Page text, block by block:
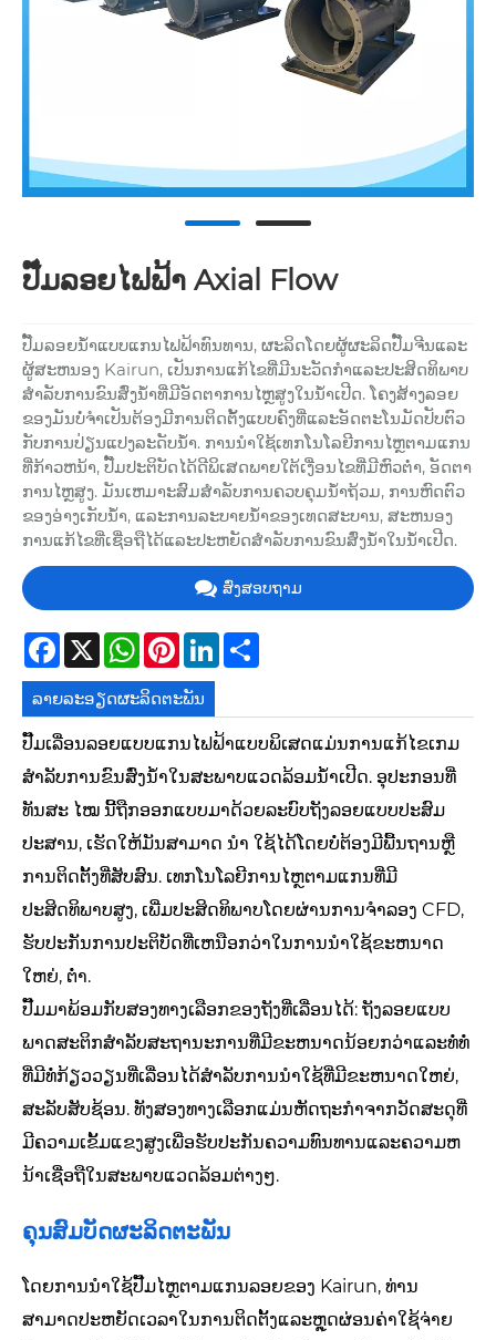
ປັ໊ມລອຍໄຟຟ້າ Axial Flow
ປັ໊ມລອຍນ້ໍາແບບແກນໄຟຟ້າທົນທານ, ຜະລິດໂດຍຜູ້ຜະລິດປັ໊ມຈີນແລະ
ຜູ້ສະຫນອງ Kairun, ເປັນການແກ້ໄຂທີ່ມີນະວັດກໍາແລະປະສິດທິພາບ
ສໍາລັບການຂົນສົ່ງນ້ໍາທີ່ມີອັດຕາການໄຫຼສູງໃນນ້ໍາເປີດ. ໂຄງສ້າງລອຍ
ຂອງມັນບໍ່ຈໍາເປັນຕ້ອງມີການຕິດຕັ້ງແບບຄົງທີ່ແລະອັດຕະໂນມັດປັບຕົວ
ກັບການປ່ຽນແປງລະດັບນ້ໍາ. ການນໍາໃຊ້ເທກໂນໂລຍີການໄຫຼຕາມແກນ
ທີ່ກ້າວຫນ້າ, ປັ໊ມປະຕິບັດໄດ້ດີພິເສດພາຍໃຕ້ເງື່ອນໄຂທີ່ມີຫົວຕ່ໍາ, ອັດຕາ
ການໄຫຼສູງ. ມັນເຫມາະສົມສໍາລັບການຄວບຄຸມນ້ໍາຖ້ວມ, ການຫົດຕົວ
ຂອງອ່າງເກັບນ້ໍາ, ແລະການລະບາຍນ້ໍາຂອງເທດສະບານ, ສະຫນອງ
ການແກ້ໄຂທີ່ເຊື່ອຖືໄດ້ແລະປະຫຍັດສໍາລັບການຂົນສົ່ງນ້ໍາໃນນ້ໍາເປີດ.
ສົ່ງສອບຖາມ
Facebook
X WhatsApp
PinterestLinkedIn
ລາຍ​ລະ​ອຽດ​ຜະ​ລິດ​ຕະ​ພັນ
ປັ໊ມເລື່ອນລອຍແບບແກນໄຟຟ້າແບບພິເສດແມ່ນການແກ້ໄຂເກມ
ສໍາລັບການຂົນສົ່ງນ້ໍາໃນສະພາບແວດລ້ອມນ້ໍາເປີດ. ອຸປະກອນທີ່
ທັນສະ ໄໝ ນີ້ຖືກອອກແບບມາດ້ວຍລະບົບຖັງລອຍແບບປະສົມ
ປະສານ, ເຮັດໃຫ້ມັນສາມາດ ນຳ ໃຊ້ໄດ້ໂດຍບໍ່ຕ້ອງມີພື້ນຖານຫຼື
ການຕິດຕັ້ງທີ່ສັບສົນ. ເທກໂນໂລຍີການໄຫຼຕາມແກນທີ່ມີ
ປະສິດທິພາບສູງ, ເພີ່ມປະສິດທິພາບໂດຍຜ່ານການຈໍາລອງ CFD,
ຮັບປະກັນການປະຕິບັດທີ່ເຫນືອກວ່າໃນການນໍາໃຊ້ຂະຫນາດ
ໃຫຍ່, ຕ່ໍາ.
ປັ໊ມມາພ້ອມກັບສອງທາງເລືອກຂອງຖັງທີ່ເລື່ອນໄດ້: ຖັງລອຍແບບ
ພາດສະຕິກສໍາລັບສະຖານະການທີ່ມີຂະຫນາດນ້ອຍກວ່າແລະທໍ່ທໍ່
ທີ່ມີທໍ່ກ້ຽວວຽນທີ່ເລື່ອນໄດ້ສໍາລັບການນໍາໃຊ້ທີ່ມີຂະຫນາດໃຫຍ່,
ສະລັບສັບຊ້ອນ. ທັງສອງທາງເລືອກແມ່ນຫັດຖະກໍາຈາກວັດສະດຸທີ່
ມີຄວາມເຂັ້ມແຂງສູງເພື່ອຮັບປະກັນຄວາມທົນທານແລະຄວາມຫ
ນ້າເຊື່ອຖືໃນສະພາບແວດລ້ອມຕ່າງໆ.
ຄຸນສົມບັດຜະລິດຕະພັນ
ໂດຍການນໍາໃຊ້ປັ໊ມໄຫຼຕາມແກນລອຍຂອງ Kairun, ທ່ານ
ສາມາດປະຫຍັດເວລາໃນການຕິດຕັ້ງແລະຫຼຸດຜ່ອນຄ່າໃຊ້ຈ່າຍ